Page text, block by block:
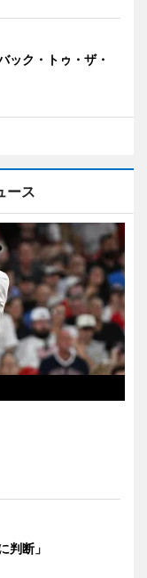
ック・トゥ・ザ・
ース
判断」